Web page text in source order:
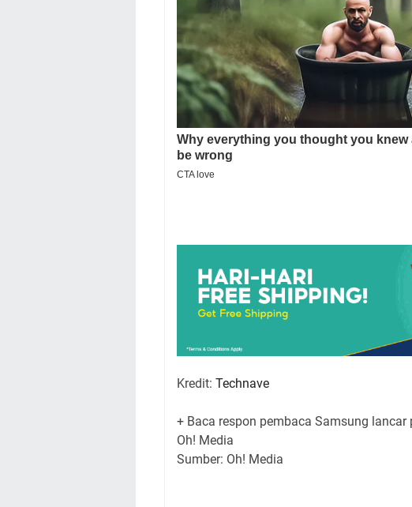
Kredit: Technave
+ Baca respon pembaca Samsung
Oh! Media
Sumber: Oh! Media